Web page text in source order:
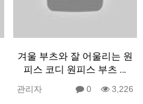
겨울 부츠와 잘 어울리는 원
피스 코디 원피스 부츠 …
관리자 0 3,226